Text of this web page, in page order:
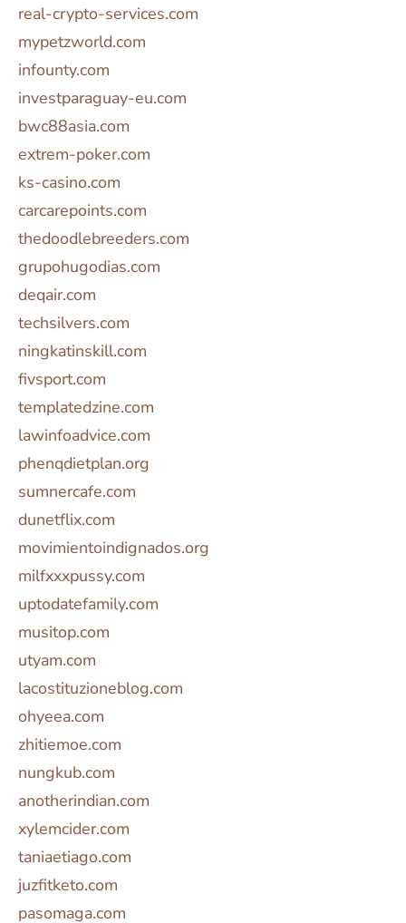
real-crypto-services.com
mypetzworld.com
infounty.com
investparaguay-eu.com
bwc88asia.com
extrem-poker.com
ks-casino.com
carcarepoints.com
thedoodlebreeders.com
grupohugodias.com
deqair.com
techsilvers.com
ningkatinskill.com
fivsport.com
templatedzine.com
lawinfoadvice.com
phenqdietplan.org
sumnercafe.com
dunetflix.com
movimientoindignados.org
milfxxxpussy.com
uptodatefamily.com
musitop.com
utyam.com
lacostituzioneblog.com
ohyeea.com
zhitiemoe.com
nungkub.com
anotherindian.com
xylemcider.com
taniaetiago.com
juzfitketo.com
pasomaga.com